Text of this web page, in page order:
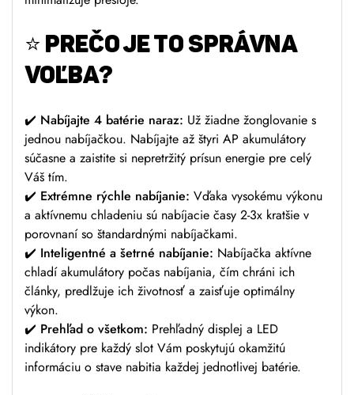
⭐ PREČO JE TO SPRÁVNA
VOĽBA?
✔️ Nabíjajte 4 batérie naraz: Už žiadne žonglovanie s
jednou nabíjačkou. Nabíjajte až štyri AP akumulátory
súčasne a zaistite si nepretržitý prísun energie pre celý
Váš tím.
✔️ Extrémne rýchle nabíjanie: Vďaka vysokému výkonu
a aktívnemu chladeniu sú nabíjacie časy 2-3x kratšie v
porovnaní so štandardnými nabíjačkami.
✔️ Inteligentné a šetrné nabíjanie: Nabíjačka aktívne
chladí akumulátory počas nabíjania, čím chráni ich
články, predlžuje ich životnosť a zaisťuje optimálny
výkon.
✔️ Prehľad o všetkom: Prehľadný displej a LED
indikátory pre každý slot Vám poskytujú okamžitú
informáciu o stave nabitia každej jednotlivej batérie.